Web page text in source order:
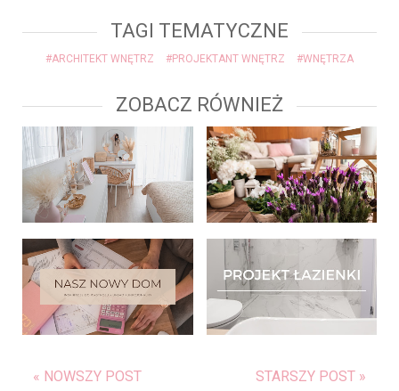
TAGI TEMATYCZNE
#ARCHITEKT WNĘTRZ #PROJEKTANT WNĘTRZ #WNĘTRZA
ZOBACZ RÓWNIEŻ
« NOWSZY POST STARSZY POST »